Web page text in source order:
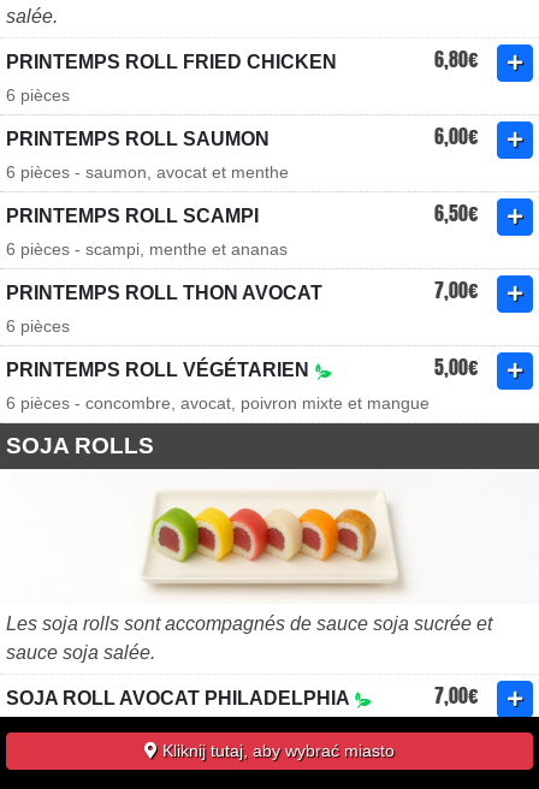
salée.
PRINTEMPS ROLL FRIED CHICKEN 6,80€
6 pièces
PRINTEMPS ROLL SAUMON 6,00€
6 pièces - saumon, avocat et menthe
PRINTEMPS ROLL SCAMPI 6,50€
6 pièces - scampi, menthe et ananas
PRINTEMPS ROLL THON AVOCAT 7,00€
6 pièces
PRINTEMPS ROLL VÉGÉTARIEN 5,00€
6 pièces - concombre, avocat, poivron mixte et mangue
SOJA ROLLS
Les soja rolls sont accompagnés de sauce soja sucrée et
sauce soja salée.
SOJA ROLL AVOCAT PHILADELPHIA 7,00€
8 pièces
SOJA ROLL SAUMON AVOCAT 7,50€
Kliknij tutaj, aby wybrać miasto